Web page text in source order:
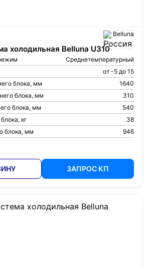
Belluna
холодильная Belluna U310
Среднетемпературный
от -5 до 15
блока, мм
1640
блока, мм
310
блока, мм
540
кг
38
блока, мм
946
ЗАПРОС КП